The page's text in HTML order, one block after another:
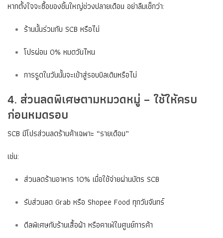
หากตั้งใจจะซื้อของชิ้นใหญ่ช่วงปลายเดือน อย่าลืมเช็กว่า:
ร้านนั้นร่วมกับ SCB หรือไม่
โปรผ่อน 0% หมดวันไหน
การรูดในวันนั้นจะเข้าสู่รอบบิลเดิมหรือไม่
4. ส่วนลดพิเศษตามหมวดหมู่ – ใช้ให้ครบ
ก่อนหมดรอบ
SCB มีโปรส่วนลดร้านค้าเฉพาะ “รายเดือน”
เช่น:
ส่วนลดร้านอาหาร 10% เมื่อใช้จ่ายผ่านบัตร SCB
รับส่วนลด Grab หรือ Shopee Food ทุกวันจันทร์
ดีลพิเศษกับร้านเสื้อผ้า หรือคาเฟ่ในศูนย์การค้า